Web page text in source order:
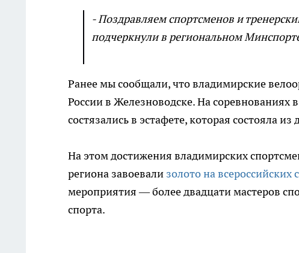
- Поздравляем спортсменов и
подчеркнули в региональном
Ранее мы сообщали, что владимирские
России в Железноводске. На соревнованиях
состязались в эстафете, которая состояла из
На этом достижения владимирских
региона завоевали золото на
мероприятия — более двадцати мастеров
спорта.